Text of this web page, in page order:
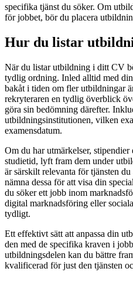
specifika tjänst du söker. Om
för jobbet, bör du placera
Hur du listar
När du listar utbildning i ditt CV
tydlig ordning. Inled alltid med
bakåt i tiden om fler utbildningar
rekryteraren en tydlig överblick
göra sin bedömning därefter.
utbildningsinstitutionen, vilken
examensdatum.
Om du har utmärkelser,
studietid, lyft fram dem under
är särskilt relevanta för tjänsten
nämna dessa för att visa din
du söker ett jobb inom
digital marknadsföring eller
tydligt.
Ett effektivt sätt att anpassa din
den med de specifika kraven i
utbildningsdelen kan du bättre
kvalificerad för just den tjänsten